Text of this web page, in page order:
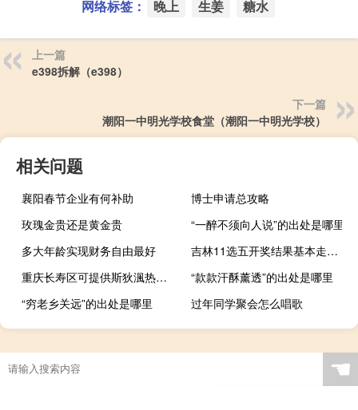
网络标签： 晚上 生姜 糖水
上一篇
e398拆解（e398）
下一篇
潮阳一中明光学校食堂（潮阳一中明光学校）
相关问题
襄阳春节企业有何补助
博士申请总攻略
玫瑰金贵还是黄金贵
“一醉不须向人说”的出处是哪里
多大年龄实现财务自由最好
吉林11选五开奖结果基本走势图（吉林11选五）
重庆长寿区可提供斯狄渢热水器维修服务地址在哪
“款款汗酥薰透”的出处是哪里
“穷老乡关远”的出处是哪里
过年同学聚会怎么唱歌
☚